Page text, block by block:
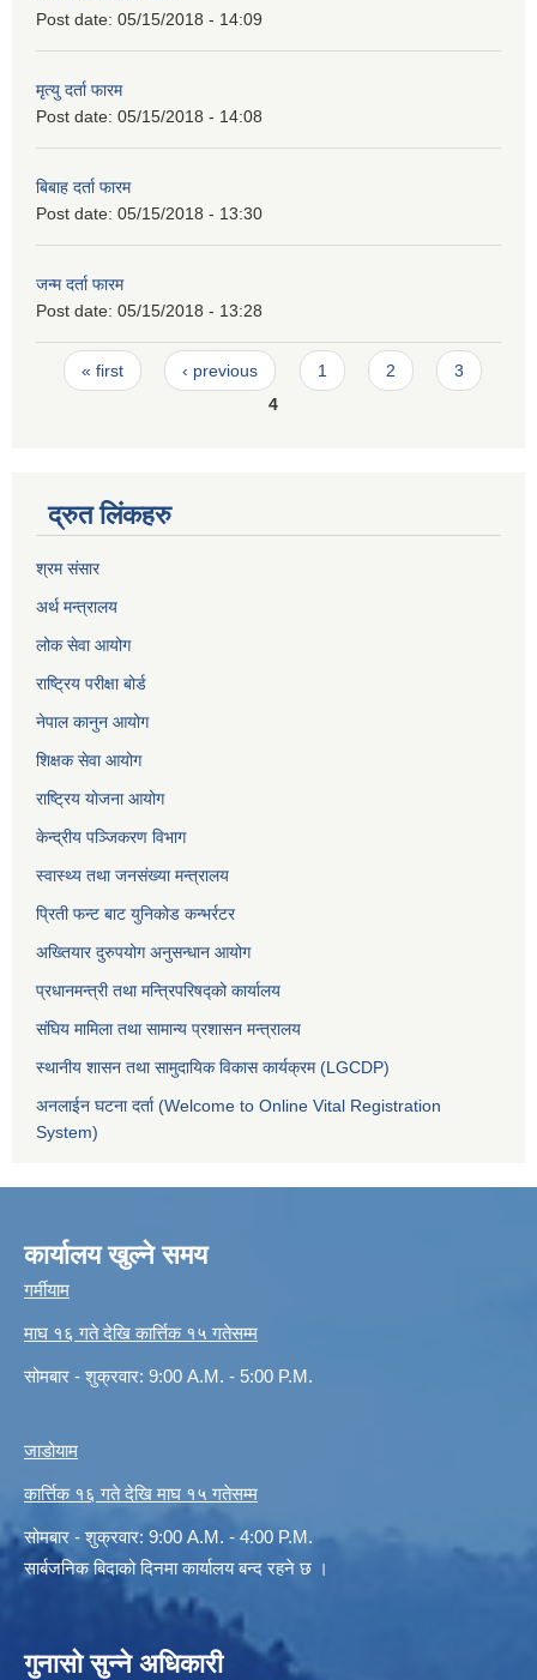
Post date: 05/15/2018 - 14:09
मृत्यु दर्ता फारम
Post date: 05/15/2018 - 14:08
बिबाह दर्ता फारम
Post date: 05/15/2018 - 13:30
जन्म दर्ता फारम
Post date: 05/15/2018 - 13:28
Pages
« first ‹ previous 1 2
3
4
द्रुत लिंकहरु
श्रम संसार
अर्थ मन्त्रालय
लोक सेवा आयोग
राष्ट्रिय परीक्षा बोर्ड
नेपाल कानुन आयोग
शिक्षक सेवा आयोग
राष्ट्रिय योजना आयोग
केन्द्रीय पञ्जिकरण विभाग
स्वास्थ्य तथा जनसंख्या मन्त्रालय
प्रिती फन्ट बाट युनिकोड कन्भर्रटर
अख्तियार दुरुपयोग अनुसन्धान आयोग
प्रधानमन्त्री तथा मन्त्रिपरिषद्को कार्यालय
संघिय मामिला तथा सामान्य प्रशासन मन्त्रालय
स्थानीय शासन तथा सामुदायिक विकास कार्यक्रम (LGCDP)
अनलाईन घटना दर्ता (Welcome to Online Vital Registration
System)
कार्यालय खुल्ने समय
गर्मीयाम
माघ १६ गते देखि कार्त्तिक १५ गतेसम्म
सोमबार - शुक्रवार: 9:00 A.M. - 5:00 P.M.
जाडोयाम
कार्त्तिक १६ गते देखि माघ १५ गतेसम्म
सोमबार - शुक्रवार: 9:00 A.M. - 4:00 P.M.
सार्बजनिक बिदाको दिनमा कार्यालय बन्द रहने छ ।
गुनासो सुन्ने अधिकारी